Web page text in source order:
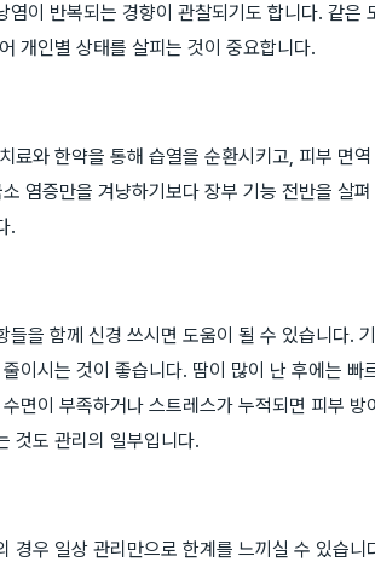
염이 반복되는 경향이 관찰되기도 합니다. 같은
개인별 상태를 살피는 것이 중요합니다.
료와 한약을 통해 습열을 순환시키고, 피부 면
염증만을 겨냥하기보다 장부 기능 전반을 살
.
들을 함께 신경 쓰시면 도움이 될 수 있습니다.
이시는 것이 좋습니다. 땀이 많이 난 후에는 빠
면이 부족하거나 스트레스가 누적되면 피부
것도 관리의 일부입니다.
경우 일상 관리만으로 한계를 느끼실 수 있습